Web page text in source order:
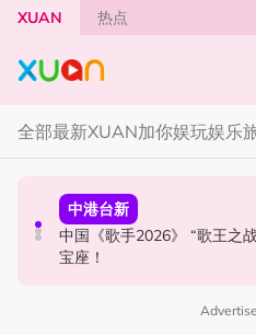
Skip to main content
XUAN 热点
全部最新XUAN加你娱玩娱乐
国际星闻
YG大楼遭女粉持高尔夫球
新进展曝光！
中港台新
Jaclyn Victor现身《歌手
求合照！
中港台新
中国《歌手2026》 “歌王之
宝座！